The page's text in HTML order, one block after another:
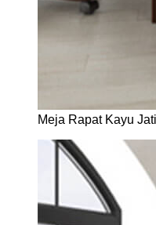
Meja Rapat Kayu